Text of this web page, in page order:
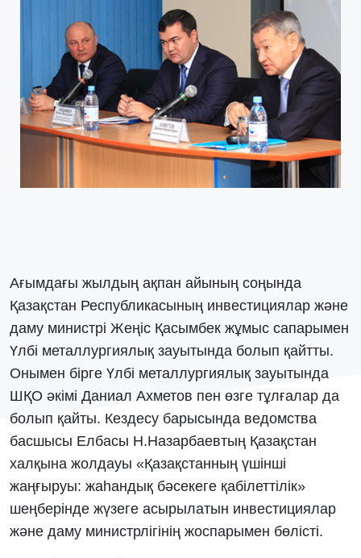
Ағымдағы жылдың ақпан айының соңында
Қазақстан Республикасының инвестициялар және
даму министрі Жеңіс Қасымбек жұмыс сапарымен
Үлбі металлургиялық зауытында болып қайтты.
Онымен бірге Үлбі металлургиялық зауытында
ШҚО әкімі Даниал Ахметов пен өзге тұлғалар да
болып қайты. Кездесу барысында ведомства
басшысы Елбасы Н.Назарбаевтың Қазақстан
халқына жолдауы «Қазақстанның үшінші
жаңғыруы: жаһандық бәсекеге қабілеттілік»
шеңберінде жүзеге асырылатын инвестициялар
және даму министрлігінің жоспарымен бөлісті.